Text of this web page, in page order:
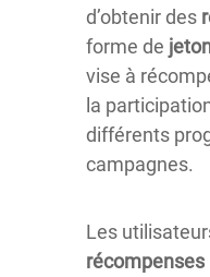
d’obtenir des
forme de
vise à
la
différents
campagnes.
Les